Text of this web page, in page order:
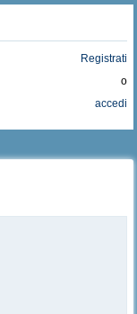
Registrati
o
accedi